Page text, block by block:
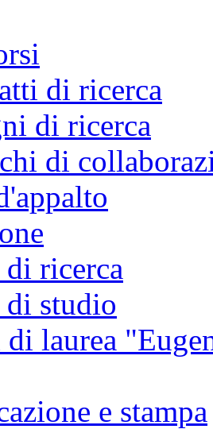
di ricerca
di ricerca
di
di ricerca
di studio
di laurea
e stampa